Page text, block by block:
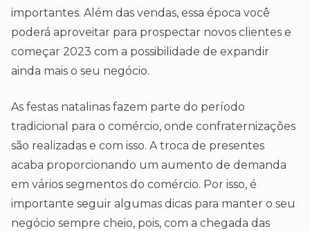
importantes. Além das vendas, essa época você
poderá aproveitar para prospectar novos clientes e
começar 2023 com a possibilidade de expandir
ainda mais o seu negócio.
As festas natalinas fazem parte do período
tradicional para o comércio, onde confraternizações
são realizadas e com isso. A troca de presentes
acaba proporcionando um aumento de demanda
em vários segmentos do comércio. Por isso, é
importante seguir algumas dicas para manter o seu
negócio sempre cheio, pois, com a chegada das